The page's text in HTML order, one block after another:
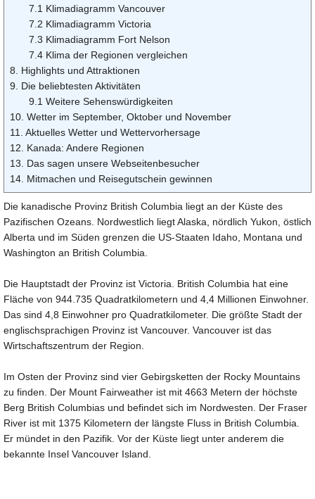
7.1 Klimadiagramm Vancouver
7.2 Klimadiagramm Victoria
7.3 Klimadiagramm Fort Nelson
7.4 Klima der Regionen vergleichen
8. Highlights und Attraktionen
9. Die beliebtesten Aktivitäten
9.1 Weitere Sehenswürdigkeiten
10. Wetter im September, Oktober und November
11. Aktuelles Wetter und Wettervorhersage
12. Kanada: Andere Regionen
13. Das sagen unsere Webseitenbesucher
14. Mitmachen und Reisegutschein gewinnen
Die kanadische Provinz British Columbia liegt an der Küste des
Pazifischen Ozeans. Nordwestlich liegt Alaska, nördlich Yukon, östlich
Alberta und im Süden grenzen die US-Staaten Idaho, Montana und
Washington an British Columbia.
Die Hauptstadt der Provinz ist Victoria. British Columbia hat eine
Fläche von 944.735 Quadratkilometern und 4,4 Millionen Einwohner.
Das sind 4,8 Einwohner pro Quadratkilometer. Die größte Stadt der
englischsprachigen Provinz ist Vancouver. Vancouver ist das
Wirtschaftszentrum der Region.
Im Osten der Provinz sind vier Gebirgsketten der Rocky Mountains
zu finden. Der Mount Fairweather ist mit 4663 Metern der höchste
Berg British Columbias und befindet sich im Nordwesten. Der Fraser
River ist mit 1375 Kilometern der längste Fluss in British Columbia.
Er mündet in den Pazifik. Vor der Küste liegt unter anderem die
bekannte Insel Vancouver Island.